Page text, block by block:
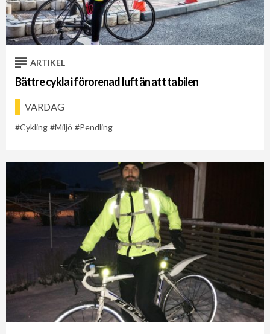
ARTIKEL
Bättre cykla i förorenad luft än att ta bilen
VARDAG
Cykling Miljö Pendling